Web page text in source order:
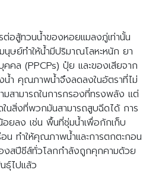
ต่อสู้ทวนน้ำของหอยแมลงภู่เท่านั้น
ษย์ทำให้น้ำมีปริมาณโลหะหนัก ยา
คล (PPCPs) ปุ๋ย และของเสียจาก
น้ำ คุณภาพน้ำจึงลดลงในอัตราที่ไม่
มสามารถในการกรองที่ทรงพลัง แต่
นสิ่งที่พวกมันสามารถสูบฉีดได้ การ
ยลง เช่น พื้นที่ชุ่มน้ำเพื่อกักเก็บ
น ทำให้คุณภาพน้ำและการตกตะกอน
สปีชีส์ทั่วโลกกำลังถูกคุกคามด้วย
ไปแล้ว